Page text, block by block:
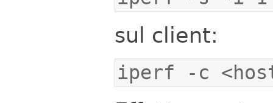
sul client:
iperf -c